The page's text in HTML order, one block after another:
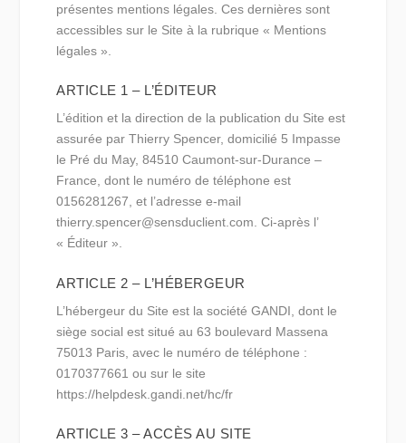
présentes mentions légales. Ces dernières sont
accessibles sur le Site à la rubrique « Mentions
légales ».
ARTICLE 1 – L’ÉDITEUR
L’édition et la direction de la publication du Site est
assurée par Thierry Spencer, domicilié 5 Impasse
le Pré du May, 84510 Caumont-sur-Durance –
France, dont le numéro de téléphone est
0156281267, et l’adresse e-mail
thierry.spencer@sensduclient.com. Ci-après l’
« Éditeur ».
ARTICLE 2 – L’HÉBERGEUR
L’hébergeur du Site est la société GANDI, dont le
siège social est situé au 63 boulevard Massena
75013 Paris, avec le numéro de téléphone :
0170377661 ou sur le site
https://helpdesk.gandi.net/hc/fr
ARTICLE 3 – ACCÈS AU SITE